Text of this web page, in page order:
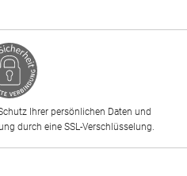
Ihrer persönlichen Daten und
durch eine SSL-Verschlüsselung.